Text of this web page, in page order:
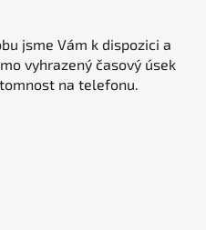
jsme Vám k dispozici a
vyhrazený časový úsek
na telefonu.